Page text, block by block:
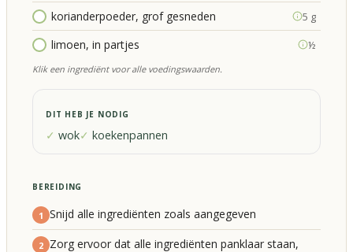
korianderpoeder, grof gesneden 5 g
limoen, in partjes ½
Klik een ingrediënt voor alle voedingswaarden.
DIT HEB JE NODIG
wok koekenpannen
BEREIDING
1 Snijd alle ingrediënten zoals aangegeven
2 Zorg ervoor dat alle ingrediënten panklaar staan,